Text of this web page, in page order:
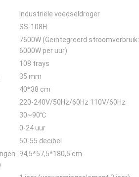
Industriële voedseldroger
SS-108H
7600W (Geïntegreerd stroomverbruik:
6000W per uur)
108 trays
35 mm
40*38 cm
220-240V/50Hz/60Hz 110V/60Hz
30~90℃
0-24 uur
50-55 decibel
94,5*57,5*180,5 cm